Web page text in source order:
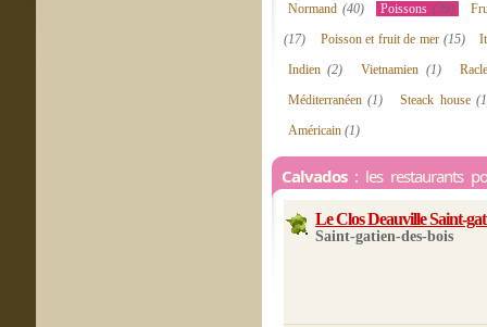
Normand (40) Poissons (39)
(17)
Poisson et fruit de mer (15)
Indien(2) Vietnamien (1)
Méditerranéen(1) Steack house
Américain (1)
Calvados: les restaurants
Le Clos Deauville Saint-
Saint-gatien-des-bois